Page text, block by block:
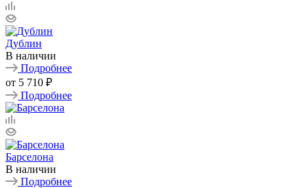
Дублин
В наличии
Подробнее
от 5 710 ₽
Подробнее
Барселона
В наличии
Подробнее